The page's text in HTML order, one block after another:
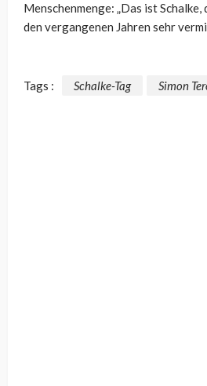
Menschenmenge: „Das ist Schalke,
den vergangenen Jahren sehr
Tags : Schalke-Tag Simon